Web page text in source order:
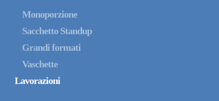
Monoporzione
Sacchetto Standup
Grandi formati
Vaschette
Lavorazioni